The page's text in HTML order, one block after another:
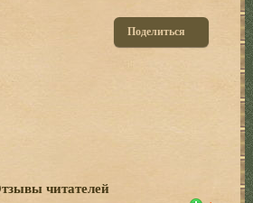
Поделиться
читателей